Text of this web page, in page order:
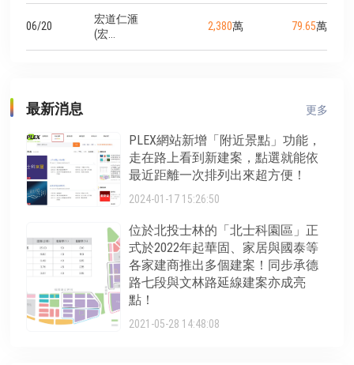
06/20
宏道仁滙
(宏...
2,380萬 79.65萬
最新消息 更多
PLEX網站新增「附近景點」功能，
走在路上看到新建案，點選就能依
最近距離一次排列出來超方便！
2024-01-17 15:26:50
位於北投士林的「北士科園區」正
式於2022年起華固、家居與國泰等
各家建商推出多個建案！同步承德
路七段與文林路延線建案亦成亮
點！
2021-05-28 14:48:08
齡橋、重陽橋、洲美快、環河北
路等，往來士林、北投、淡水、
三重都方便。開車10分鐘至台北
火車站。
二路一段上，走路5分鐘就到公
23號公園，步行10分鐘到輕軌台
鐘就到家樂福淡新店，開車到淡
球、健身房、兒童遊戲室、戶外
萊廣場與國賓影城，開車到捷運
淡水站約12分鐘。